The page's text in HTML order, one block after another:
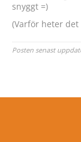
snyggt =)
(Varför heter det
Posten senast